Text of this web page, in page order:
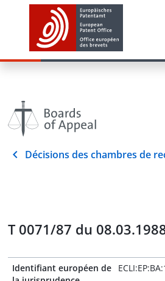
Décisions des chambres de
T 0071/87 du
Identifiant européen de